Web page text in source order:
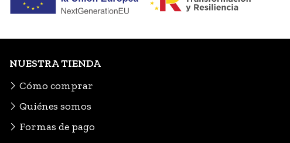
NUESTRA TIENDA
Cómo comprar
Quiénes somos
Formas de pago